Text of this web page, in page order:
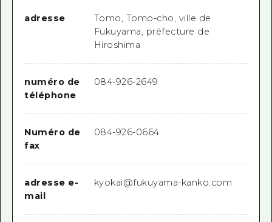
adresse
Tomo, Tomo-cho, ville de
Fukuyama, préfecture de
Hiroshima
numéro de
téléphone
084-926-2649
Numéro de
fax
084-926-0664
adresse e-
mail
kyokai@fukuyama-kanko.com